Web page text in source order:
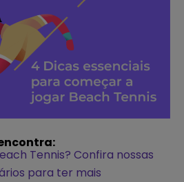
Tennis? Confira nossas
para ter mais